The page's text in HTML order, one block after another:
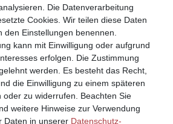
Die Datenverarbeitung
Cookies. Wir teilen diese Daten
den Einstellungen benennen.
kann mit Einwilligung oder aufgrund
erfolgen. Die Zustimmung
werden. Es besteht das Recht,
die Einwilligung zu einem späteren
zu widerrufen. Beachten Sie
weitere Hinweise zur Verwendung
Daten in unserer Daten­schutz­